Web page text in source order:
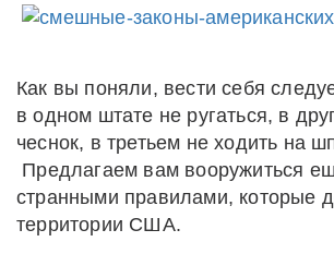
Как вы поняли, вести себя
в одном штате не ругаться, в
чеснок, в третьем не ходить на
Предлагаем вам вооружиться
странными правилами, которые
территории США.